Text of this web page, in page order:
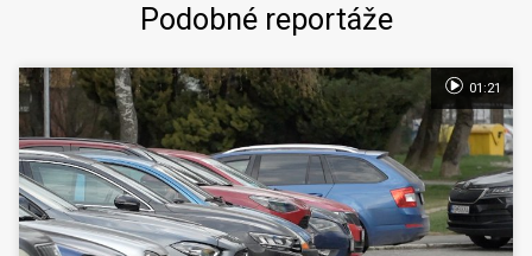
Podobné reportáže
01:21